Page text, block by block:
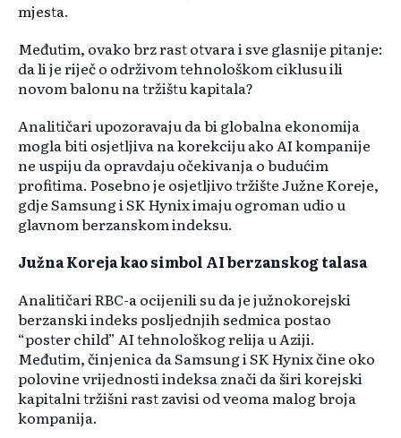
mjesta.
Međutim, ovako brz rast otvara i sve glasnije pitanje:
da li je riječ o održivom tehnološkom ciklusu ili
novom balonu na tržištu kapitala?
Analitičari upozoravaju da bi globalna ekonomija
mogla biti osjetljiva na korekciju ako AI kompanije
ne uspiju da opravdaju očekivanja o budućim
profitima. Posebno je osjetljivo tržište Južne Koreje,
gdje Samsung i SK Hynix imaju ogroman udio u
glavnom berzanskom indeksu.
Južna Koreja kao simbol AI berzanskog talasa
Analitičari RBC-a ocijenili su da je južnokorejski
berzanski indeks posljednjih sedmica postao
“poster child” AI tehnološkog relija u Aziji.
Međutim, činjenica da Samsung i SK Hynix čine oko
polovine vrijednosti indeksa znači da širi korejski
kapitalni tržišni rast zavisi od veoma malog broja
kompanija.